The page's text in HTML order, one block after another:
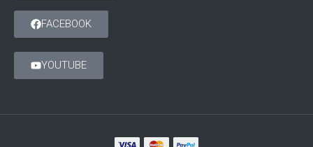
FACEBOOK
YOUTUBE